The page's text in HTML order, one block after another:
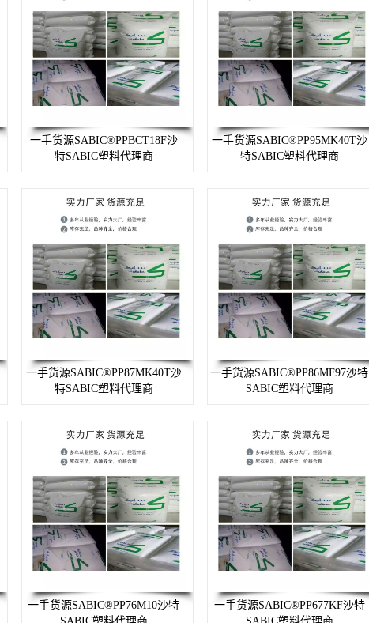
一手货源SABIC®PPBCT18F沙
特SABIC塑料代理商
一手货源SABIC®PP95MK40T沙
特SABIC塑料代理商
一手货源SABIC®PP87MK40T沙
特SABIC塑料代理商
一手货源SABIC®PP86MF97沙特
SABIC塑料代理商
一手货源SABIC®PP76M10沙特
一手货源SABIC®PP677KF沙特